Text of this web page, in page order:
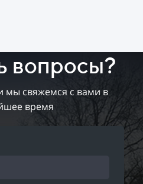
вопросы?
мы свяжемся с вами в
время